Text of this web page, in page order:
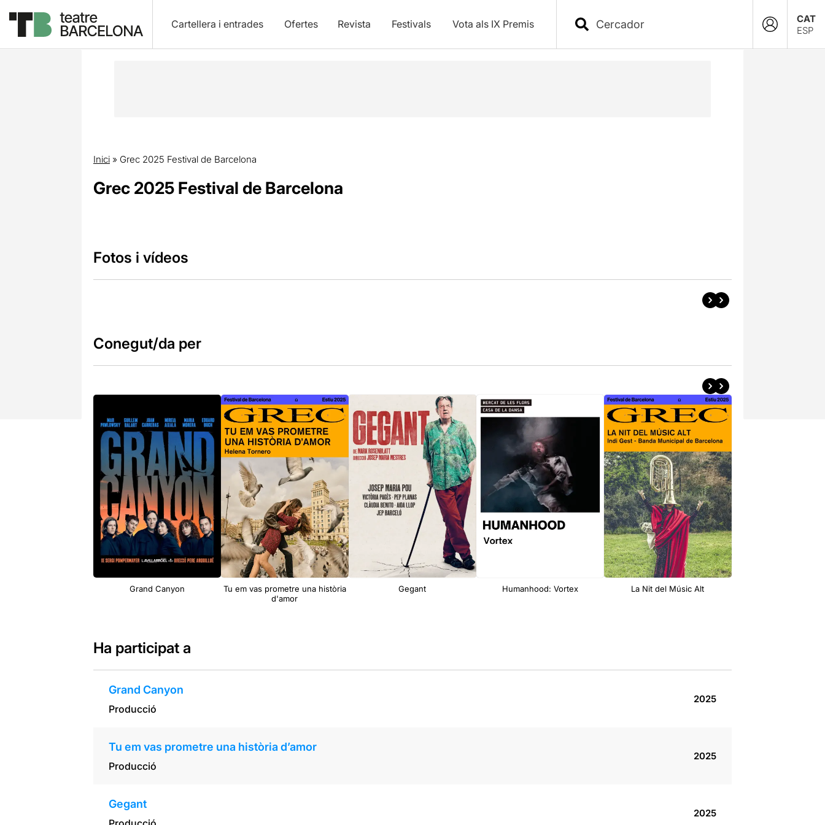
Cartellera i entrades Ofertes Revista Festivals Vota als IX Premis
CAT
ESP
Inici» Grec 2025 Festival de Barcelona
Grec 2025 Festival de Barcelona
Fotos i vídeos
Conegut/da per
Grand Canyon
Tu em vas prometre una història
d'amor
Gegant Humanhood: Vortex La Nit del Músic Alt
Ha participat a
Grand Canyon
Producció
2025
Tu em vas prometre una història d’amor
Producció
2025
Gegant
2025